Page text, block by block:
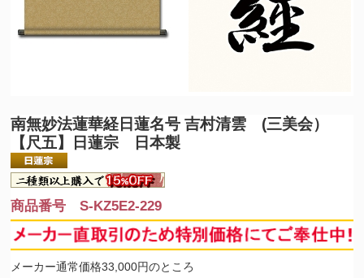
南無妙法蓮華経日蓮名号 吉村清雲 (三美会）
【尺五】日蓮宗 日本製
商品番号 S-KZ5E2-229
メーカー通常価格33,000円のところ